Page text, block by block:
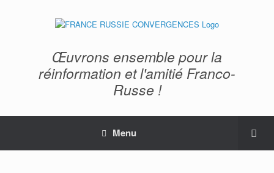
Œuvrons ensemble pour la
réinformation et l'amitié Franco-
Russe !
Menu